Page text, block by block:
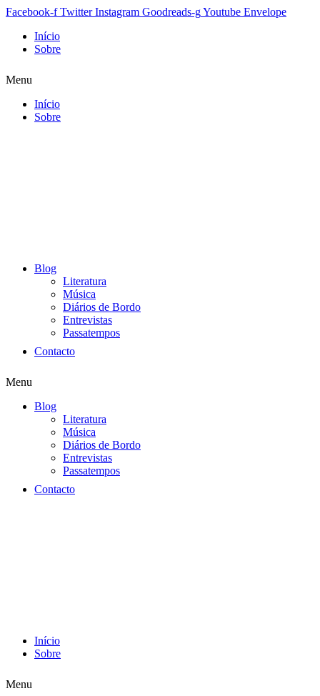
Facebook-f Twitter Instagram Goodreads-gYoutube Envelope
Início
Sobre
Menu
Início
Sobre
Blog
Literatura
Música
Diários de Bordo
Entrevistas
Passatempos
Contacto
Menu
Blog
Literatura
Música
Diários de Bordo
Entrevistas
Passatempos
Contacto
Início
Sobre
Menu